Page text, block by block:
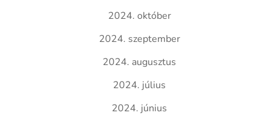
2024. október
2024. szeptember
2024. augusztus
2024. július
2024. június